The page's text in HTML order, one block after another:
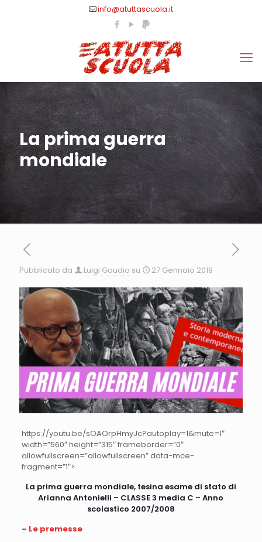
info@atuttascuola.it
La prima guerra
mondiale
Pubblicato da Luigi Gaudio su 27 Gennaio 2019
https://youtu.be/sOAOrpHmyJc?autoplay=1&mute=1″
width=”560″ height=”315″ frameborder=”0″
allowfullscreen=”allowfullscreen” data-mce-
fragment=”1″>
La prima guerra mondiale, tesina esame di stato di
Arianna Antonielli – CLASSE 3 media C – Anno
scolastico 2007/2008
– Le premesse